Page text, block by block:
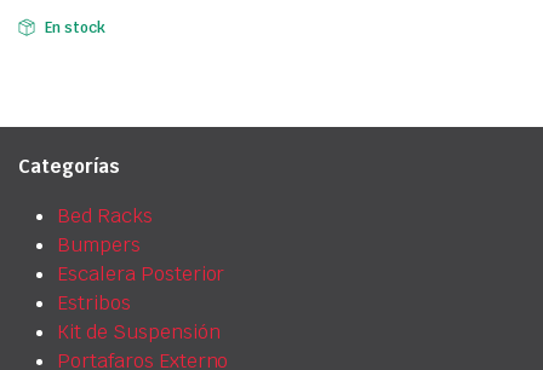
$950,00.
$686,00.
En stock
Categorías
Bed Racks
Bumpers
Escalera Posterior
Estribos
Kit de Suspensión
Portafaros Externo